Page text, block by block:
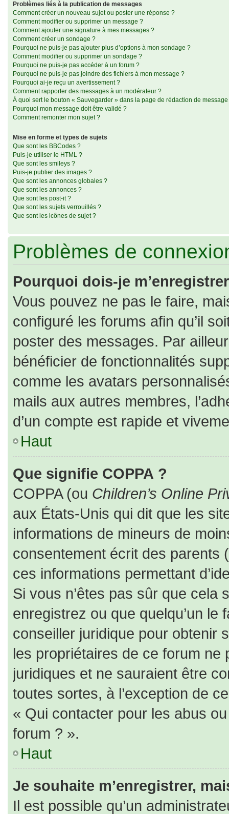
Problèmes liés à la publication de messages
Comment créer un nouveau sujet ou poster une réponse ?
Comment modifier ou supprimer un message ?
Comment ajouter une signature à mes messages ?
Comment créer un sondage ?
Pourquoi ne puis-je pas ajouter plus d’options à mon sondage ?
Comment modifier ou supprimer un sondage ?
Pourquoi ne puis-je pas accéder à un forum ?
Pourquoi ne puis-je pas joindre des fichiers à mon message ?
Pourquoi ai-je reçu un avertissement ?
Comment rapporter des messages à un modérateur ?
À quoi sert le bouton « Sauvegarder » dans la page de rédaction de message
Pourquoi mon message doit être validé ?
Comment remonter mon sujet ?
Mise en forme et types de sujets
Que sont les BBCodes ?
Puis-je utiliser le HTML ?
Que sont les smileys ?
Puis-je publier des images ?
Que sont les annonces globales ?
Que sont les annonces ?
Que sont les post-it ?
Que sont les sujets verrouillés ?
Que sont les icônes de sujet ?
Problèmes de
Pourquoi dois-je
Vous pouvez ne pas le faire,
configuré les forums afin qu’il
poster des messages. Par
bénéficier de fonctionnalités
comme les avatars
mails aux autres membres,
d’un compte est rapide et
Haut
Que signifie COPPA ?
COPPA (ou Children’s Online
aux États-Unis qui dit que les
informations de mineurs de
consentement écrit des parents
ces informations permettant
Si vous n’êtes pas sûr que cela
enregistrez ou que quelqu’un
conseiller juridique pour obtenir
les propriétaires de ce forum
juridiques et ne sauraient être
toutes sortes, à l’exception de
« Qui contacter pour les abus
forum ? ».
Haut
Je souhaite m’enregistrer,
Il est possible qu’un